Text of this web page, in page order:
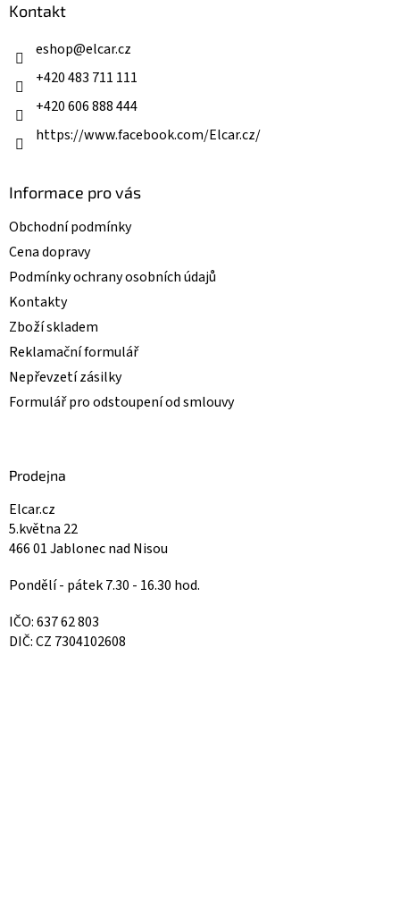
v
Kontakt
eshop@elcar.cz
+420 483 711 111
+420 606 888 444
https://www.facebook.com/Elcar.cz/
Informace pro vás
Obchodní podmínky
Cena dopravy
Podmínky ochrany osobních údajů
Kontakty
Zboží skladem
Reklamační formulář
Nepřevzetí zásilky
Formulář pro odstoupení od smlouvy
Prodejna
Elcar.cz
5.května 22
466 01 Jablonec nad Nisou
Pondělí - pátek 7.30 - 16.30 hod.
IČO: 637 62 803
DIČ: CZ 7304102608